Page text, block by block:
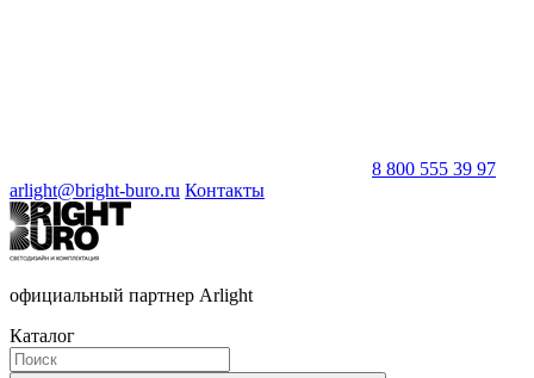
8 800 555 39 97
arlight@bright-buro.ru Контакты
официальный партнер Arlight
Каталог